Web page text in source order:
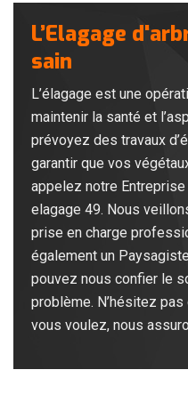
L’Elagage
sain
L’élagage est une
maintenir la santé et
prévoyez des travaux
garantir que vos
appelez notre
elagage 49. Nous
prise en charge
également un
pouvez nous confier le
problème. N’hésitez
vous voulez, nous